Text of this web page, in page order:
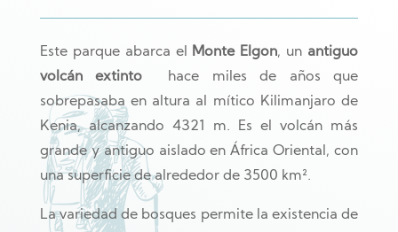
Este parque abarca el Monte Elgon, un antiguo
volcán extinto hace miles de años que
sobrepasaba en altura al mítico Kilimanjaro de
Kenia, alcanzando 4321 m. Es el volcán más
grande y antiguo aislado en África Oriental, con
una superficie de alrededor de 3500 km².
La variedad de bosques permite la existencia de